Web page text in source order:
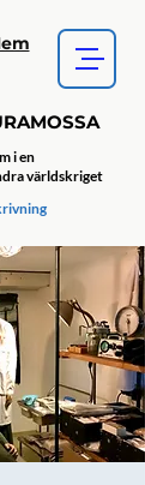
i en
världskriget